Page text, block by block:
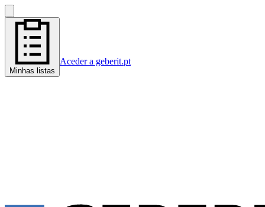
Minhas listas
Aceder a geberit.pt